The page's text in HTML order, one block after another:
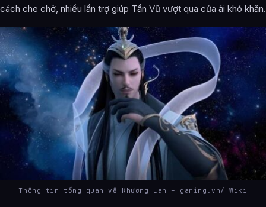
cách che chở, nhiều lần trợ giúp Tần Vũ vượt qua cửa ải khó khăn.
Thông tin tổng quan về Khương Lan – gaming.vn/ Wiki